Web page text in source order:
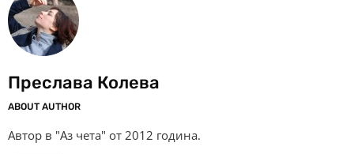
Преслава Колева
ABOUT AUTHOR
Автор в "Аз чета" от 2012 година.